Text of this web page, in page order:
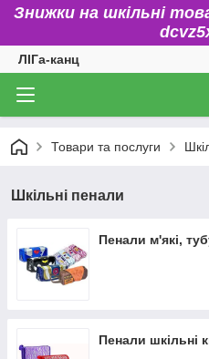
Знижки на шкільні
ЛІГа-канц
Товари та послуги
Шкільні пенали
Пенали м'які,
Пенали шкільні